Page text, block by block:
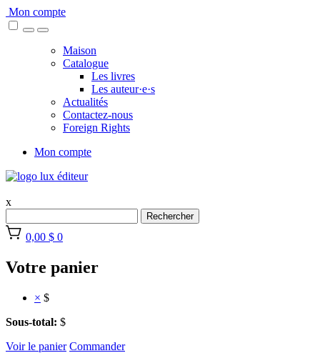
Skip
to
Mon compte
Maison
Catalogue
Les livres
Les auteur·e·s
Actualités
Contactez-nous
Foreign Rights
Mon compte
x
Rechercher
0,00 $ 0
Votre panier
× $
Sous-total: $
Voir le panier Commander